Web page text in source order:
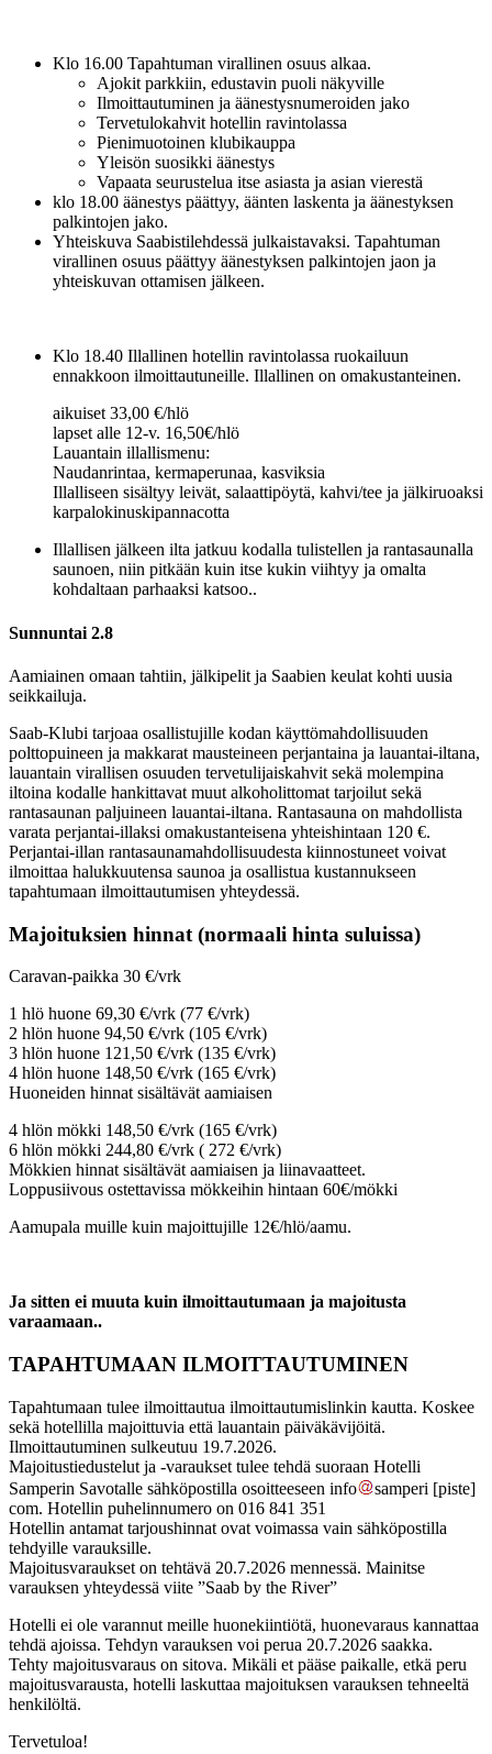
Klo 16.00 Tapahtuman virallinen osuus alkaa.
Ajokit parkkiin, edustavin puoli näkyville
Ilmoittautuminen ja äänestysnumeroiden jako
Tervetulokahvit hotellin ravintolassa
Pienimuotoinen klubikauppa
Yleisön suosikki äänestys
Vapaata seurustelua itse asiasta ja asian vierestä
klo 18.00 äänestys päättyy, äänten laskenta ja äänestyksen
palkintojen jako.
Yhteiskuva Saabistilehdessä julkaistavaksi. Tapahtuman
virallinen osuus päättyy äänestyksen palkintojen jaon ja
yhteiskuvan ottamisen jälkeen.
Klo 18.40 Illallinen hotellin ravintolassa ruokailuun
ennakkoon ilmoittautuneille. Illallinen on omakustanteinen.
aikuiset 33,00 €/hlö
lapset alle 12-v. 16,50€/hlö
Lauantain illallismenu:
Naudanrintaa, kermaperunaa, kasviksia
Illalliseen sisältyy leivät, salaattipöytä, kahvi/tee ja jälkiruoaksi
karpalokinuskipannacotta
Illallisen jälkeen ilta jatkuu kodalla tulistellen ja rantasaunalla
saunoen, niin pitkään kuin itse kukin viihtyy ja omalta
kohdaltaan parhaaksi katsoo..
Sunnuntai 2.8
Aamiainen omaan tahtiin, jälkipelit ja Saabien keulat kohti uusia
seikkailuja.
Saab-Klubi tarjoaa osallistujille kodan käyttömahdollisuuden
polttopuineen ja makkarat mausteineen perjantaina ja lauantai-iltana,
lauantain virallisen osuuden tervetulijaiskahvit sekä molempina
iltoina kodalle hankittavat muut alkoholittomat tarjoilut sekä
rantasaunan paljuineen lauantai-iltana. Rantasauna on mahdollista
varata perjantai-illaksi omakustanteisena yhteishintaan 120 €.
Perjantai-illan rantasaunamahdollisuudesta kiinnostuneet voivat
ilmoittaa halukkuutensa saunoa ja osallistua kustannukseen
tapahtumaan ilmoittautumisen yhteydessä.
Majoituksien hinnat (normaali hinta suluissa)
Caravan-paikka 30 €/vrk
1 hlö huone 69,30 €/vrk (77 €/vrk)
2 hlön huone 94,50 €/vrk (105 €/vrk)
3 hlön huone 121,50 €/vrk (135 €/vrk)
4 hlön huone 148,50 €/vrk (165 €/vrk)
Huoneiden hinnat sisältävät aamiaisen
4 hlön mökki 148,50 €/vrk (165 €/vrk)
6 hlön mökki 244,80 €/vrk ( 272 €/vrk)
Mökkien hinnat sisältävät aamiaisen ja liinavaatteet.
Loppusiivous ostettavissa mökkeihin hintaan 60€/mökki
Aamupala muille kuin majoittujille 12€/hlö/aamu.
Ja sitten ei muuta kuin ilmoittautumaan ja majoitusta
varaamaan..
TAPAHTUMAAN ILMOITTAUTUMINEN
Tapahtumaan tulee ilmoittautua ilmoittautumislinkin kautta. Koskee
sekä hotellilla majoittuvia että lauantain päiväkävijöitä.
Ilmoittautuminen sulkeutuu 19.7.2026.
Majoitustiedustelut ja -varaukset tulee tehdä suoraan Hotelli
Samperin Savotalle sähköpostilla osoitteeseen info samperi [piste]
com. Hotellin puhelinnumero on 016 841 351
Hotellin antamat tarjoushinnat ovat voimassa vain sähköpostilla
tehdyille varauksille.
Majoitusvaraukset on tehtävä 20.7.2026 mennessä. Mainitse
varauksen yhteydessä viite ”Saab by the River”
Hotelli ei ole varannut meille huonekiintiötä, huonevaraus kannattaa
tehdä ajoissa. Tehdyn varauksen voi perua 20.7.2026 saakka.
Tehty majoitusvaraus on sitova. Mikäli et pääse paikalle, etkä peru
majoitusvarausta, hotelli laskuttaa majoituksen varauksen tehneeltä
henkilöltä.
Tervetuloa!